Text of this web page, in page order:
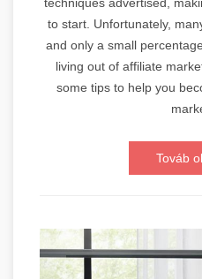
to start. Unfortunately,
and only a small
living out of affiliate
some tips to help you
Továb